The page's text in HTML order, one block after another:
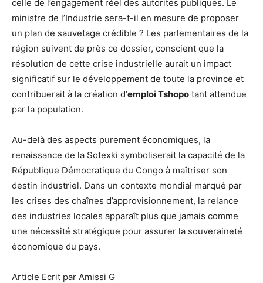
celle de l’engagement réel des autorités publiques. Le
ministre de l’Industrie sera-t-il en mesure de proposer
un plan de sauvetage crédible ? Les parlementaires de la
région suivent de près ce dossier, conscient que la
résolution de cette crise industrielle aurait un impact
significatif sur le développement de toute la province et
contribuerait à la création d’emploi Tshopo tant attendue
par la population.
Au-delà des aspects purement économiques, la
renaissance de la Sotexki symboliserait la capacité de la
République Démocratique du Congo à maîtriser son
destin industriel. Dans un contexte mondial marqué par
les crises des chaînes d’approvisionnement, la relance
des industries locales apparaît plus que jamais comme
une nécessité stratégique pour assurer la souveraineté
économique du pays.
Article Ecrit par Amissi G